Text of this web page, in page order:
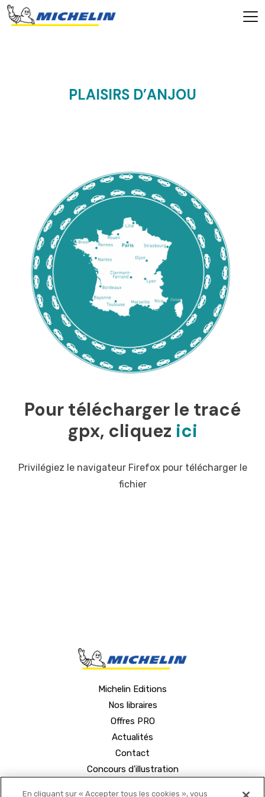
PLAISIRS D’ANJOU
Pour télécharger le tracé
gpx, cliquez ici
Privilégiez le navigateur Firefox pour télécharger le
fichier
Michelin Editions
Nos libraires
Offres PRO
Actualités
Contact
Concours d'illustration
En cliquant sur « Accepter tous les cookies », vous